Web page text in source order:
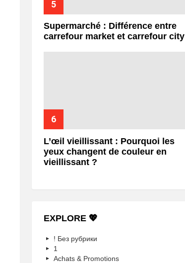
Supermarché : Différence entre
carrefour market et carrefour city
L’œil vieillissant : Pourquoi les
yeux changent de couleur en
vieillissant ?
EXPLORE 💖
! Без рубрики
1
Achats & Promotions